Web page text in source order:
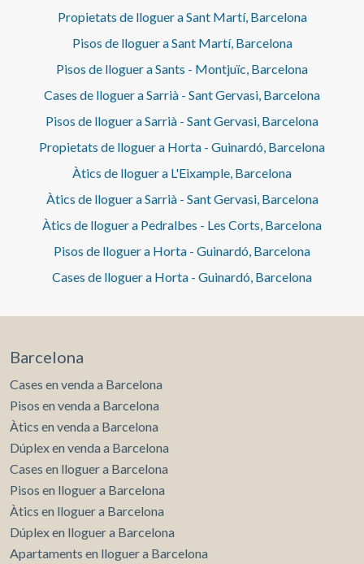
Propietats de lloguer a Sant Martí, Barcelona
Pisos de lloguer a Sant Martí, Barcelona
Pisos de lloguer a Sants - Montjuïc, Barcelona
Cases de lloguer a Sarrià - Sant Gervasi, Barcelona
Pisos de lloguer a Sarrià - Sant Gervasi, Barcelona
Propietats de lloguer a Horta - Guinardó, Barcelona
Àtics de lloguer a L'Eixample, Barcelona
Àtics de lloguer a Sarrià - Sant Gervasi, Barcelona
Àtics de lloguer a Pedralbes - Les Corts, Barcelona
Pisos de lloguer a Horta - Guinardó, Barcelona
Cases de lloguer a Horta - Guinardó, Barcelona
Barcelona
Cases en venda a Barcelona
Pisos en venda a Barcelona
Àtics en venda a Barcelona
Dúplex en venda a Barcelona
Cases en lloguer a Barcelona
Pisos en lloguer a Barcelona
Àtics en lloguer a Barcelona
Dúplex en lloguer a Barcelona
Apartaments en lloguer a Barcelona